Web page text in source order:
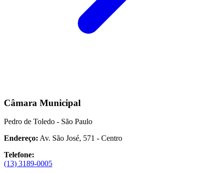
Câmara Municipal
Pedro de Toledo - São Paulo
Endereço: Av. São José, 571 - Centro
Telefone:
(13) 3189-0005